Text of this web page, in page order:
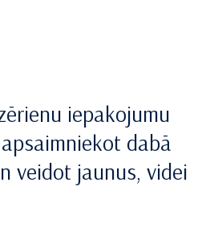
iepakojumu
dabā
veidot jaunus, videi